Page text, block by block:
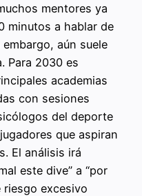
mentores ya
minutos a hablar de
aún suele
Para 2030 es
academias
con sesiones
del deporte
que aspiran
El análisis irá
este dive” a “por
excesivo